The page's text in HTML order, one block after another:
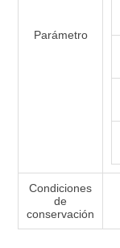
Parámetro
Condiciones
de
conservación